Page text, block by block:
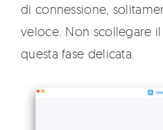
di connessione,
veloce. Non scollegare
questa fase delicata.